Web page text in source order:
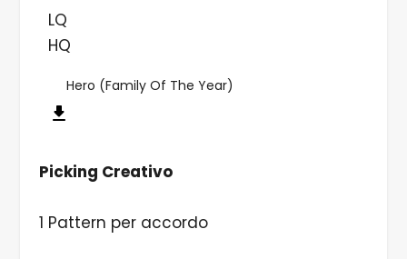
LQ
HQ
Hero (Family Of The Year)
Picking Creativo
1 Pattern per accordo